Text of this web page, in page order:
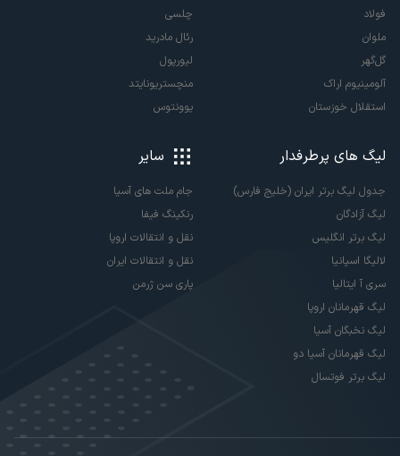
فولاد
ملوان
گل‌گهر
آلومینیوم اراک
استقلال خوزستان
چلسی
رئال مادرید
لیورپول
منچستریونایتد
یوونتوس
لیگ های پرطرفدار
جدول لیگ برتر ایران (خلیج فارس)
لیگ آزادگان
لیگ برتر انگلیس
لالیگا اسپانیا
سری آ ایتالیا
لیگ قهرمانان اروپا
لیگ نخبگان آسیا
لیگ قهرمانان آسیا دو
لیگ برتر فوتسال
سایر
جام ملت های آسیا
رنکینگ فیفا
نقل و انتقالات اروپا
نقل و انتقالات ایران
پاری سن ژرمن